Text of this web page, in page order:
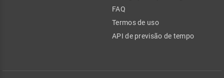
FAQ
Termos de uso
API de previsão de tempo